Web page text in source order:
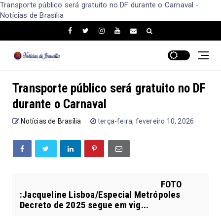
Transporte público será gratuito no DF durante o Carnaval -
Notícias de Brasília
Transporte público será gratuito no DF
durante o Carnaval
Notícias de Brasília terça-feira, fevereiro 10, 2026
FOTO
:Jacqueline Lisboa/Especial Metrópoles
Decreto de 2025 segue em vig...